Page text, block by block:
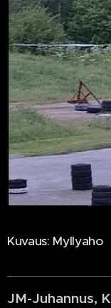
Kuvaus: Myllyaho
JM-Juhannus,